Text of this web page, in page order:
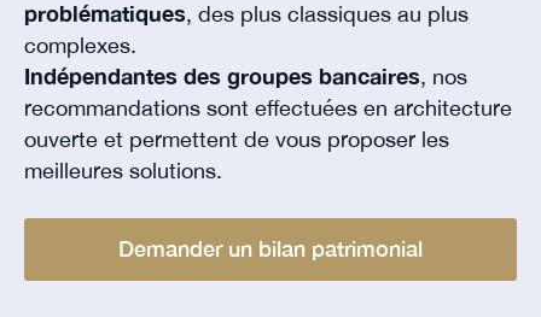
problématiques, des plus classiques au plus
complexes.
Indépendantes des groupes bancaires, nos
recommandations sont effectuées en architecture
ouverte et permettent de vous proposer les
meilleures solutions.
Demander un bilan patrimonial